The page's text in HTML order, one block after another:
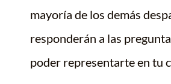
mayoría de los demás
responderán a las
poder representarte en tu